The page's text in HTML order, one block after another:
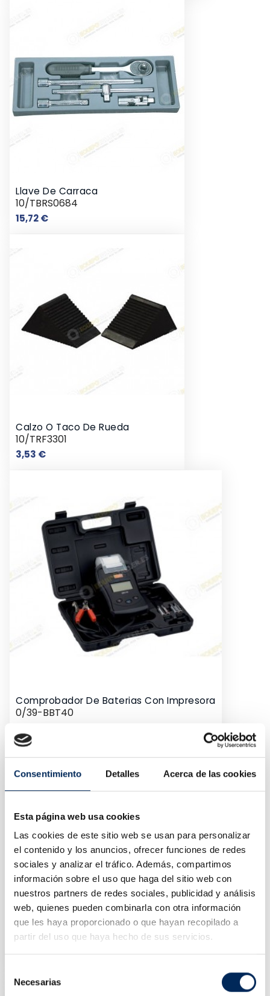
Consentimiento Detalles Acerca de las cookies
Esta página web usa cookies
Las cookies de este sitio web se usan para personalizar
el contenido y los anuncios, ofrecer funciones de redes
sociales y analizar el tráfico. Además, compartimos
información sobre el uso que haga del sitio web con
nuestros partners de redes sociales, publicidad y análisis
web, quienes pueden combinarla con otra información
que les haya proporcionado o que hayan recopilado a
partir del uso que haya hecho de sus servicios.
Necesarias
Llave De Carraca
10/TBRS0684
15,72 €Precio
Calzo O Taco De Rueda
10/TRF3301
3,53 €Precio
Comprobador De Baterias Con Impresora
0/39-BBT40
Mordaza Industrial 33